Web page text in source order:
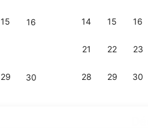
15 16
29 30
14 15 16
21 22 23
28 29 30